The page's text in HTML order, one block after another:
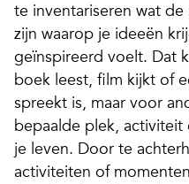
te inventariseren wat
zijn waarop je ideeën
geïnspireerd voelt. Dat
boek leest, film kijkt of
spreekt is, maar voor
bepaalde plek,
je leven. Door te
activiteiten of